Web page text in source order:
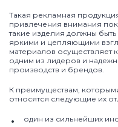
Такая рекламная
привлечения внимания
такие изделия должны
яркими и цепляющими
материалов осуществляет
одним из лидеров и
производств и брендов.
К преимуществам,
относятся следующие их
один из сильнейших